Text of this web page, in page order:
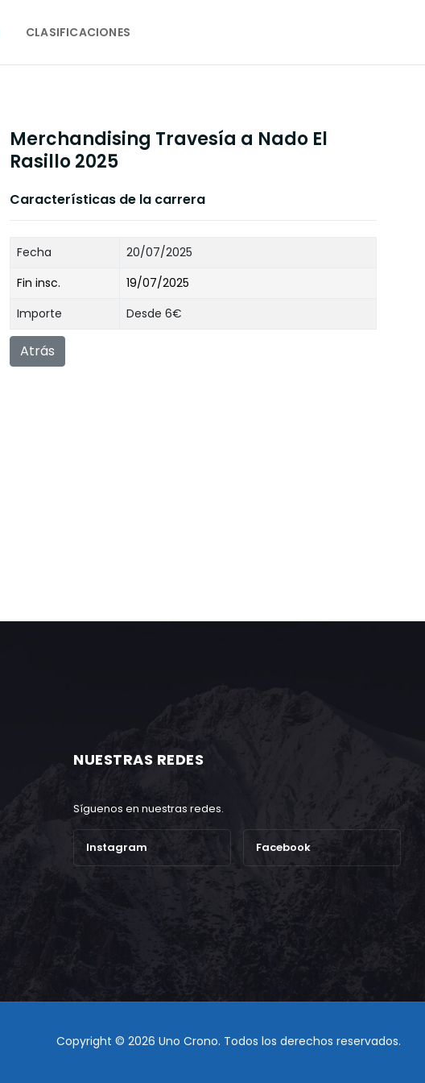
CLASIFICACIONES
Merchandising Travesía a Nado El
Rasillo 2025
Características de la carrera
Fecha
20/07/2025
Fin insc.
19/07/2025
Importe
Desde 6€
Atrás
NUESTRAS REDES
Síguenos en nuestras redes.
Instagram Facebook
Copyright © 2026 Uno Crono. Todos los derechos reservados.